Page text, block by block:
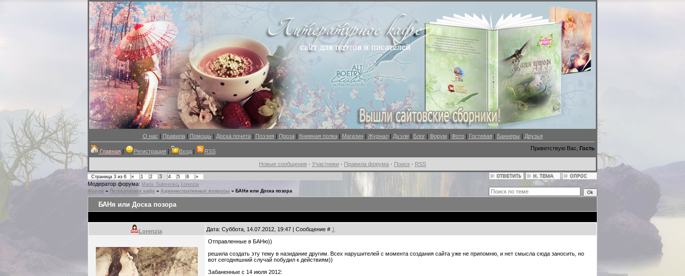
О нас | Правила| Помощь | Доска почета| Поэзия | Проза| Книжная полка| Магазин| Журнал| Дуэли| Блог| Форум | Фото| Гостевая | Баннеры | Друзья
Главная | Регистрация | Вход | RSS Приветствую Вас, Гость
Новые сообщения · Участники · Правила форума · Поиск · RSS
Страница 3 из 6 « 1 2 3 4 5 6 »
Модератор форума: Maria_Sulimenko
Lorenzia
Форум » Литературное кафе » Административные вопросы » БАНя или Доска позора
БАНя или Доска позора
Lorenzia Дата: Суббота, 14.07.2012, 19:47 | Сообщение # 1
Отправленные в БАНю))
решила создать эту тему в назидание другим. Всех нарушителей с момента создания сайта уже не припомню, и нет смысла сюда заносить, но
вот сегодняшний случай побудил к действиям))
Забаненные с 14 июля 2012: